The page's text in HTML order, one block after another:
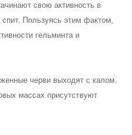
свою активность в
спит. Пользуясь этим фактом,
гельминта и
черви выходят с калом.
массах присутствуют